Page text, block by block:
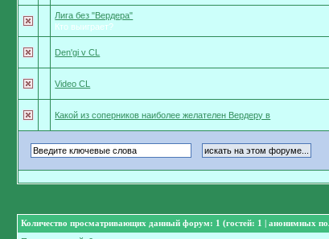
Лига без "Вердера"
Кто выиграет?
Den'gi v CL
Video CL
Какой из соперников наиболее желателен Вердеру в
Количество просматривающих данный форум: 1 (гостей: 1 | анонимных